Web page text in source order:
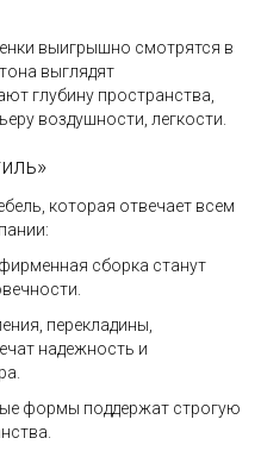
выигрышно смотрятся в
выглядят
глубину пространства,
воздушности, легкости.
которая отвечает всем
сборка станут
перекладины,
надежность и
формы поддержат строгую